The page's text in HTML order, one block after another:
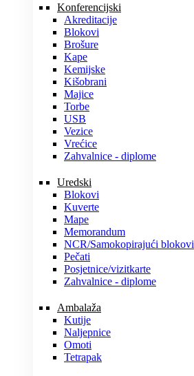
Konferencijski
Akreditacije
Blokovi
Brošure
Kape
Kemijske
Kišobrani
Majice
Torbe
USB
Vezice
Vrećice
Zahvalnice - diplome
Uredski
Blokovi
Kuverte
Mape
Memorandum
NCR/Samokopirajući blokovi
Pečati
Posjetnice/vizitkarte
Zahvalnice - diplome
Ambalaža
Kutije
Naljepnice
Omoti
Tetrapak